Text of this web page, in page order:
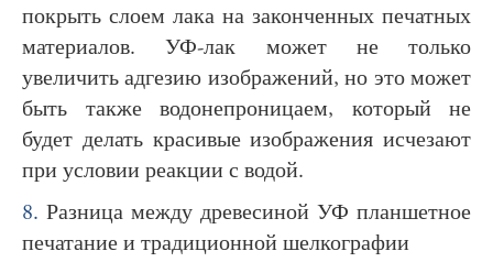
покрыть слоем лака на законченных печатных
материалов. УФ-лак может не только
увеличить адгезию изображений, но это может
быть также водонепроницаем, который не
будет делать красивые изображения исчезают
при условии реакции с водой.
8. Разница между древесиной УФ планшетное
печатание и традиционной шелкографии